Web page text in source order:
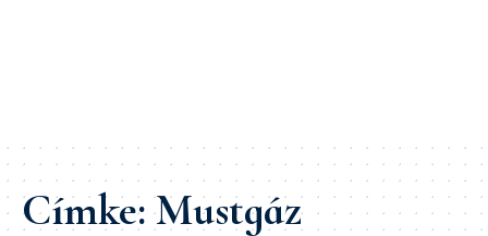
Címke:Mustgáz